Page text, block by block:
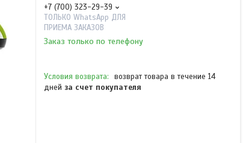
+7 (700) 323-29-39
ТОЛЬКО WhatsApp ДЛЯ
ПРИЕМА ЗАКАЗОВ
Заказ только по телефону
возврат товара в течение 14
дней за счет покупателя